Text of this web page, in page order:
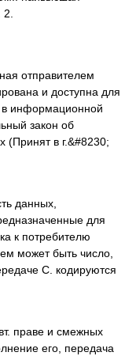
отправителем
и доступна для
в информационной
закон об
(Принят в г.&#8230;
данных,
для
к потребителю
может быть число,
С. кодируются
праве и смежных
его, передача